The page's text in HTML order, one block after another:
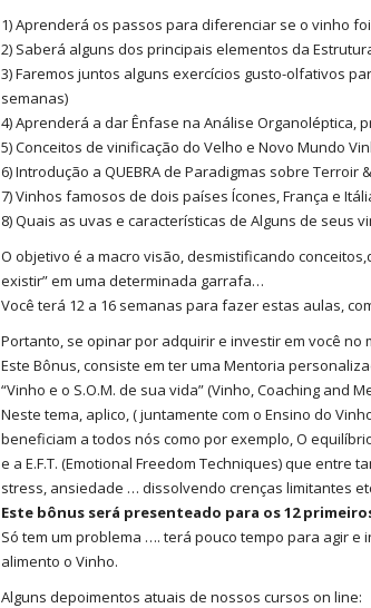
1) Aprenderá os passos para diferenciar se o vinho
2) Saberá alguns dos principais elementos da
3) Faremos juntos alguns exercícios gusto-olfativos
semanas)
4) Aprenderá a dar Ênfase na Análise Organoléptica,
5) Conceitos de vinificação do Velho e Novo Mundo
6) Introdução a QUEBRA de Paradigmas sobre Terroir
7) Vinhos famosos de dois países Ícones, França e
8) Quais as uvas e características de Alguns de seus
O objetivo é a macro visão, desmistificando
existir” em uma determinada garrafa…
Você terá 12 a 16 semanas para fazer estas aulas,
Portanto, se opinar por adquirir e investir em você
Este Bônus, consiste em ter uma Mentoria
“Vinho e o S.O.M. de sua vida” (Vinho, Coaching and
Neste tema, aplico, ( juntamente com o Ensino do
beneficiam a todos nós como por exemplo, O
e a E.F.T. (Emotional Freedom Techniques) que
stress, ansiedade … dissolvendo crenças limitantes
Este bônus será presenteado para os 12
Só tem um problema …. terá pouco tempo para agir
alimento o Vinho.
Alguns depoimentos atuais de nossos cursos on line: